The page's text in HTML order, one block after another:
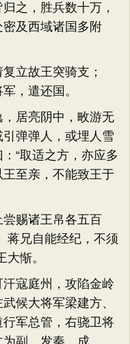
之，胜兵数十万，
及西域诸国多附
立故王突骑支；
，遣还国。
居亮阴中，畋游无
弹弹人，或埋人雪
“取适之方，亦应多
至亲，不能致王于
赐诸王帛各五百
蒋兄自能经纪，不须
惭。
寇庭州，攻陷金岭
候大将军梁建方、
军总管，右骁卫将
副，发秦、成、